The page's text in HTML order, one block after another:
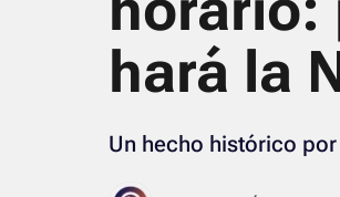
hará la
Un hecho histórico